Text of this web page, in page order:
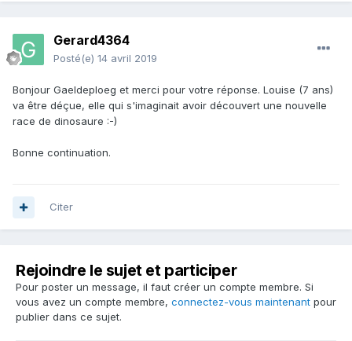
Gerard4364
Posté(e) 14 avril 2019
Bonjour Gaeldeploeg et merci pour votre réponse. Louise (7 ans)
va être déçue, elle qui s'imaginait avoir découvert une nouvelle
race de dinosaure :-)
Bonne continuation.
Citer
Rejoindre le sujet et participer
Pour poster un message, il faut créer un compte membre. Si
vous avez un compte membre, connectez-vous maintenant pour
publier dans ce sujet.